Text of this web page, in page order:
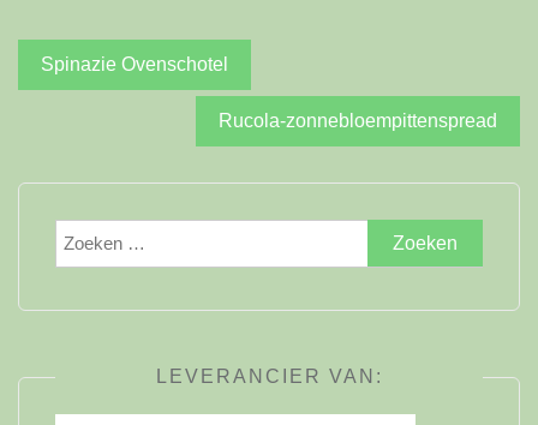
Bericht
navigatie
Spinazie Ovenschotel
Rucola-zonnebloempittenspread
Zoeken
naar:
LEVERANCIER VAN: